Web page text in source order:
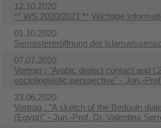
12.10.2020
** WS 2020/2021 ** Wichtige
01.10.2020
Semestereröffnung der
07.07.2020
Vortrag : "Arabic dialect contact and
sociolinguistic perspective"​ - Jun.-
23.06.2020
Vortrag : "A sketch of the Bedouin
(Egypt)"​ - Jun.-Prof. Dr. Valentina